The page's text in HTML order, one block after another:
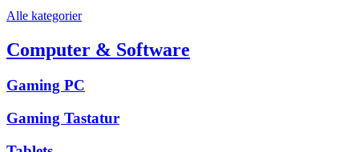
Alle kategorier
Computer & Software
Gaming PC
Gaming Tastatur